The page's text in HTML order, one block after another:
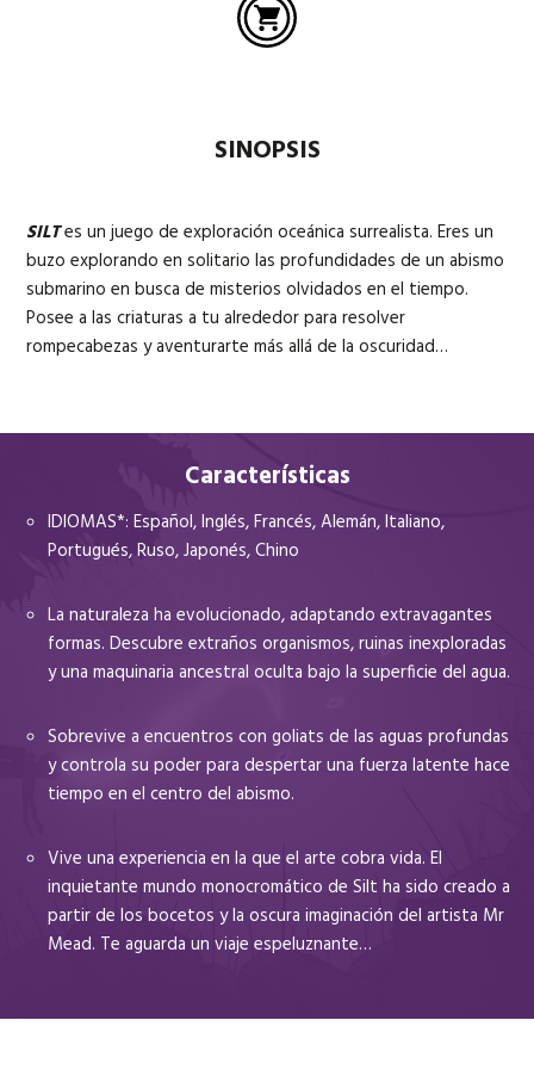
SINOPSIS
SILTes un juego de exploración oceánica surrealista. Eres un
buzo explorando en solitario las profundidades de un abismo
submarino en busca de misterios olvidados en el tiempo.
Posee a las criaturas a tu alrededor para resolver
rompecabezas y aventurarte más allá de la oscuridad…
Características
IDIOMAS*: Español, Inglés, Francés, Alemán, Italiano,
Portugués, Ruso, Japonés, Chino
La naturaleza ha evolucionado, adaptando extravagantes
formas. Descubre extraños organismos, ruinas inexploradas
y una maquinaria ancestral oculta bajo la superficie del agua.
Sobrevive a encuentros con goliats de las aguas profundas
y controla su poder para despertar una fuerza latente hace
tiempo en el centro del abismo.
Vive una experiencia en la que el arte cobra vida. El
inquietante mundo monocromático de Silt ha sido creado a
partir de los bocetos y la oscura imaginación del artista Mr
Mead. Te aguarda un viaje espeluznante…